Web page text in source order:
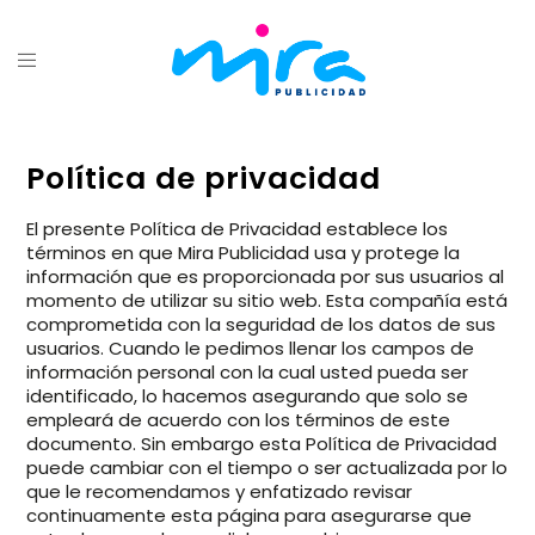
Política de privacidad
El presente Política de Privacidad establece los
términos en que Mira Publicidad usa y protege la
información que es proporcionada por sus usuarios al
momento de utilizar su sitio web. Esta compañía está
comprometida con la seguridad de los datos de sus
usuarios. Cuando le pedimos llenar los campos de
información personal con la cual usted pueda ser
identificado, lo hacemos asegurando que solo se
empleará de acuerdo con los términos de este
documento. Sin embargo esta Política de Privacidad
puede cambiar con el tiempo o ser actualizada por lo
que le recomendamos y enfatizado revisar
continuamente esta página para asegurarse que